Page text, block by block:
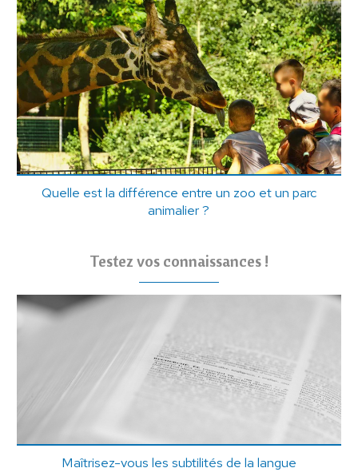
Quelle est la différence entre un zoo et un parc
animalier ?
Testez vos connaissances !
Maîtrisez-vous les subtilités de la langue